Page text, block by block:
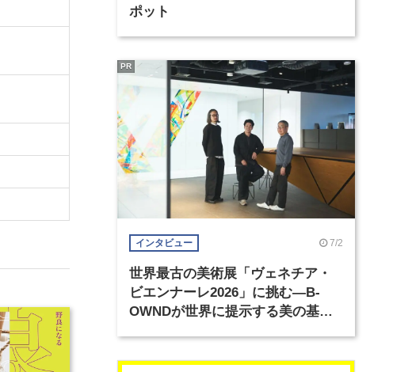
ポット
インタビュー 7/2
世界最古の美術展「ヴェネチア・
ビエンナーレ2026」に挑む―B-
OWNDが世界に提示する美の基準
PR